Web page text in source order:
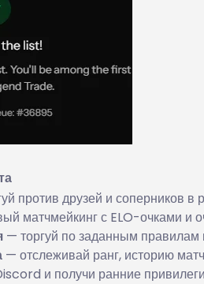
против друзей и соперников в
матчмейкинг с ELO-очками и
— торгуй по заданным
— отслеживай ранг, историю
и получи ранние